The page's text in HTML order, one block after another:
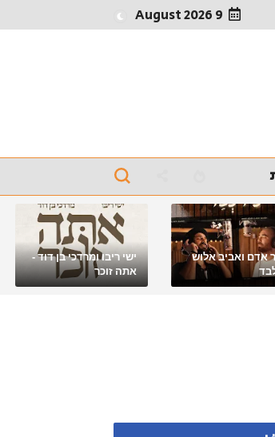
9 August 2026
אדם ואביב אלוש
ישי ריבו ומרדכי בן דוד -
אתה זוכר